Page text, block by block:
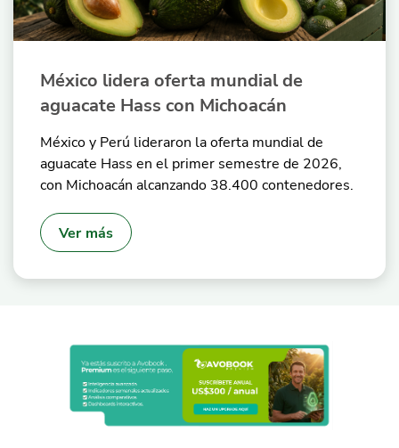
México lidera oferta mundial de
aguacate Hass con Michoacán
México y Perú lideraron la oferta mundial de
aguacate Hass en el primer semestre de 2026,
con Michoacán alcanzando 38.400 contenedores.
Ver más